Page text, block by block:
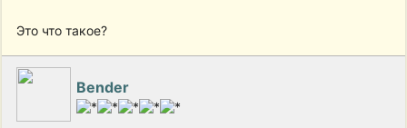
Это что такое?
Bender